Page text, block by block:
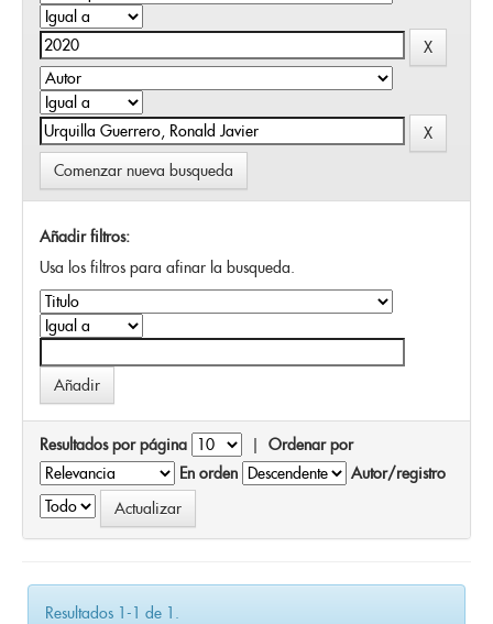
Comenzar nueva busqueda
Añadir filtros:
Usa los filtros para afinar la busqueda.
Resultados por página | Ordenar por
En orden
Autor/registro
Resultados 1-1 de 1.